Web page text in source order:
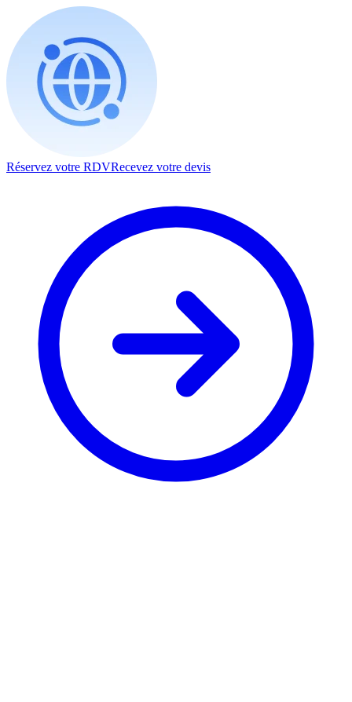
Réservez votre RDVRecevez votre devis